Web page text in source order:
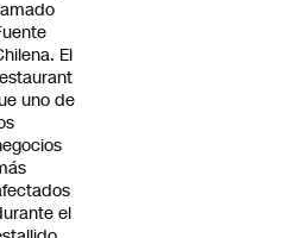
El
uno de
el